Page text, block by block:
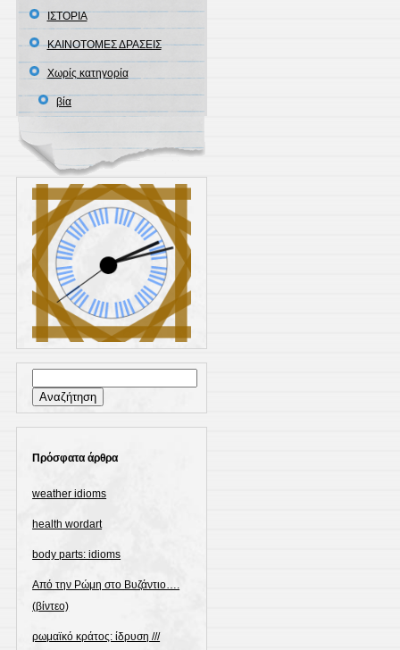
ΙΣΤΟΡΙΑ
ΚΑΙΝΟΤΟΜΕΣ ΔΡΑΣΕΙΣ
Χωρίς κατηγορία
βία
για:
Πρόσφατα άρθρα
weather idioms
health wordart
body parts: idioms
Από την Ρώμη στο Βυζάντιο….
(βίντεο)
ρωμαϊκό κράτος: ίδρυση ///